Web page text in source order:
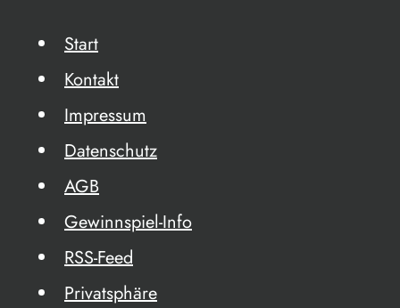
Start
Kontakt
Impressum
Datenschutz
AGB
Gewinnspiel-Info
RSS-Feed
Privatsphäre